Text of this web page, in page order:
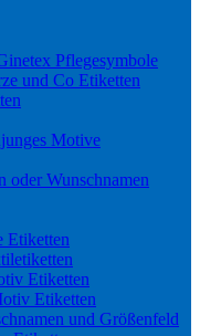
Pflegesymbole
und Co Etiketten
Motive
oder Wunschnamen
Etiketten
Etiketten
Etiketten
und Größenfeld